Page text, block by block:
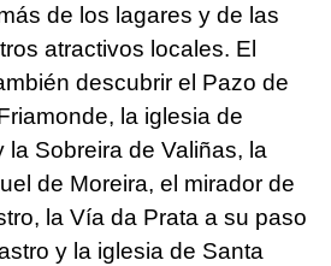
de los lagares y de las
atractivos locales. El
descubrir el Pazo de
la iglesia de
la Sobreira de Valiñas, la
de Moreira, el mirador de
la Vía da Prata a su paso
y la iglesia de Santa